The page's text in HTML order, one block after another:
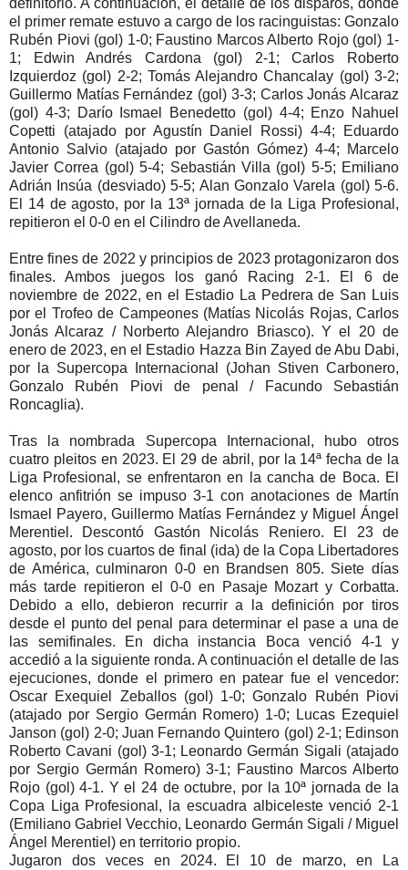
definitorio. A continuación, el detalle de los disparos, donde
el primer remate estuvo a cargo de los racinguistas: Gonzalo
Rubén Piovi (gol) 1-0; Faustino Marcos Alberto Rojo (gol) 1-
1; Edwin Andrés Cardona (gol) 2-1; Carlos Roberto
Izquierdoz (gol) 2-2; Tomás Alejandro Chancalay (gol) 3-2;
Guillermo Matías Fernández (gol) 3-3; Carlos Jonás Alcaraz
(gol) 4-3; Darío Ismael Benedetto (gol) 4-4; Enzo Nahuel
Copetti (atajado por Agustín Daniel Rossi) 4-4; Eduardo
Antonio Salvio (atajado por Gastón Gómez) 4-4; Marcelo
Javier Correa (gol) 5-4; Sebastián Villa (gol) 5-5; Emiliano
Adrián Insúa (desviado) 5-5; Alan Gonzalo Varela (gol) 5-6.
El 14 de agosto, por la 13ª jornada de la Liga Profesional,
repitieron el 0-0 en el Cilindro de Avellaneda.
Entre fines de 2022 y principios de 2023 protagonizaron dos
finales. Ambos juegos los ganó Racing 2-1. El 6 de
noviembre de 2022, en el Estadio La Pedrera de San Luis
por el Trofeo de Campeones (Matías Nicolás Rojas, Carlos
Jonás Alcaraz / Norberto Alejandro Briasco). Y el 20 de
enero de 2023, en el Estadio Hazza Bin Zayed de Abu Dabi,
por la Supercopa Internacional (Johan Stiven Carbonero,
Gonzalo Rubén Piovi de penal / Facundo Sebastián
Roncaglia).
Tras la nombrada Supercopa Internacional, hubo otros
cuatro pleitos en 2023. El 29 de abril, por la 14ª fecha de la
Liga Profesional, se enfrentaron en la cancha de Boca. El
elenco anfitrión se impuso 3-1 con anotaciones de Martín
Ismael Payero, Guillermo Matías Fernández y Miguel Ángel
Merentiel. Descontó Gastón Nicolás Reniero. El 23 de
agosto, por los cuartos de final (ida) de la Copa Libertadores
de América, culminaron 0-0 en Brandsen 805. Siete días
más tarde repitieron el 0-0 en Pasaje Mozart y Corbatta.
Debido a ello, debieron recurrir a la definición por tiros
desde el punto del penal para determinar el pase a una de
las semifinales. En dicha instancia Boca venció 4-1 y
accedió a la siguiente ronda. A continuación el detalle de las
ejecuciones, donde el primero en patear fue el vencedor:
Oscar Exequiel Zeballos (gol) 1-0; Gonzalo Rubén Piovi
(atajado por Sergio Germán Romero) 1-0; Lucas Ezequiel
Janson (gol) 2-0; Juan Fernando Quintero (gol) 2-1; Edinson
Roberto Cavani (gol) 3-1; Leonardo Germán Sigali (atajado
por Sergio Germán Romero) 3-1; Faustino Marcos Alberto
Rojo (gol) 4-1. Y el 24 de octubre, por la 10ª jornada de la
Copa Liga Profesional, la escuadra albiceleste venció 2-1
(Emiliano Gabriel Vecchio, Leonardo Germán Sigali / Miguel
Ángel Merentiel) en territorio propio.
Jugaron dos veces en 2024. El 10 de marzo, en La